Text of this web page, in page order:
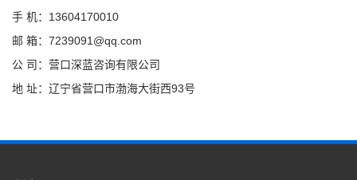
手 机：13604170010
邮 箱：7239091@qq.com
公 司：营口深蓝咨询有限公司
地 址：辽宁省营口市渤海大街西93号